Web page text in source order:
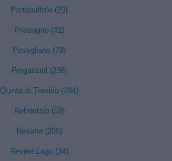
Portobuffolè (20)
Possagno (41)
Povegliano (79)
Preganziol (238)
Quinto di Treviso (284)
Refrontolo (59)
Resana (206)
Revine Lago (34)